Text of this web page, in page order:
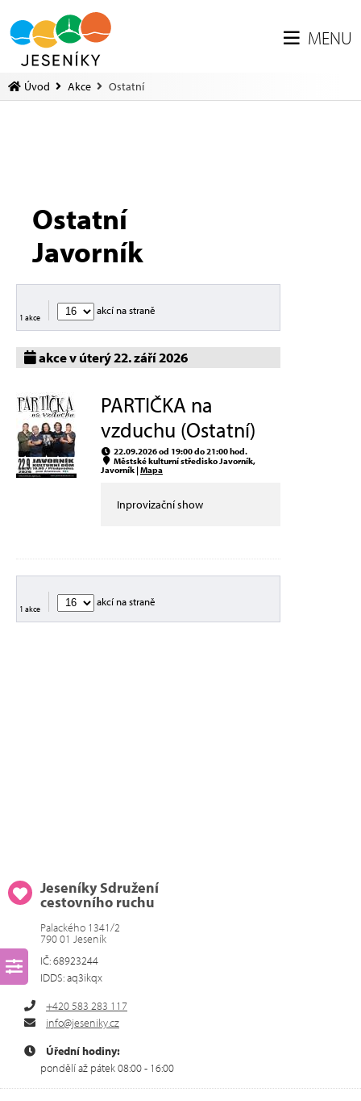
MENU
Úvod Akce Ostatní
Ostatní
Javorník
1 akce
akcí na straně
akce v úterý 22. září 2026
PARTIČKA na
vzduchu (Ostatní)
22.09.2026 od 19:00 do 21:00 hod.
Městské kulturní středisko Javorník,
Javorník |Mapa
Inprovizační show
1 akce
akcí na straně
Jeseníky Sdružení
cestovního ruchu
Palackého 1341/2
790 01 Jeseník
IČ: 68923244
IDDS: aq3ikqx
+420 583 283 117
info@jeseniky.cz
Úřední hodiny:
pondělí až pátek 08:00 - 16:00